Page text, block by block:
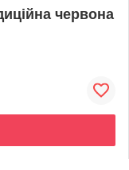
червона